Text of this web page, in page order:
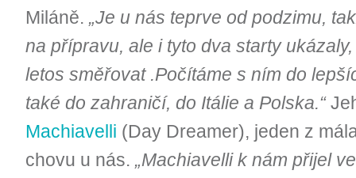
Miláně. „Je u nás teprve od podzimu,
na přípravu, ale i tyto dva starty
letos směřovat .Počítáme s ním do
také do zahraničí, do Itálie a Polska.“
Machiavelli (Day Dreamer), jeden z
chovu u nás. „Machiavelli k nám přijel